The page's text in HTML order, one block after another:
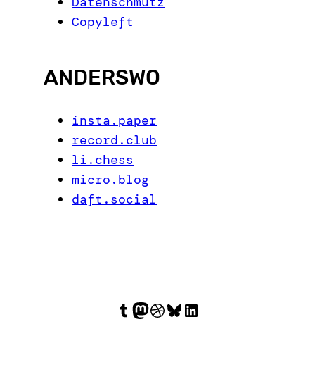
Copyleft
ANDERSWO
insta.paper
record.club
li.chess
micro.blog
daft.social
Tumblr Mastodon Dribbble Bluesky LinkedIn